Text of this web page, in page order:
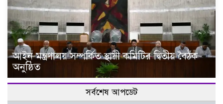
আইন মন্ত্রণালয় সম্পর্কিত স্থায়ী কমিটির দ্বিতীয় বৈঠক
অনুষ্ঠিত
সর্বশেষ আপডেট